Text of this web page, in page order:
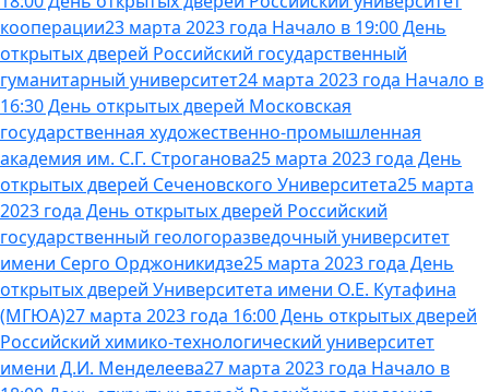
кооперации23 марта 2023 года Начало в 19:00 День
открытых дверей Российский государственный
гуманитарный университет24 марта 2023 года Начало в
16:30 День открытых дверей Московская
государственная художественно-промышленная
академия им. С.Г. Строганова25 марта 2023 года День
открытых дверей Сеченовского Университета25 марта
2023 года День открытых дверей Российский
государственный геологоразведочный университет
имени Серго Орджоникидзе25 марта 2023 года День
открытых дверей Университета имени О.Е. Кутафина
(МГЮА)27 марта 2023 года 16:00 День открытых дверей
Российский химико-технологический университет
имени Д.И. Менделеева27 марта 2023 года Начало в